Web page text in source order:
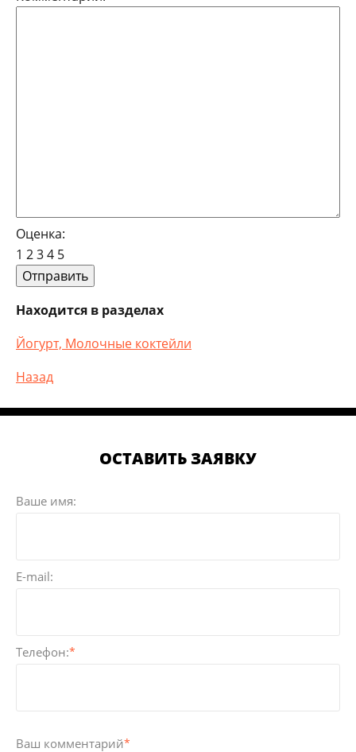
Оценка:
1 234 5
Находится в разделах
Йогурт, Молочные коктейли
Назад
ОСТАВИТЬ ЗАЯВКУ
Ваше имя:
E-mail:
Телефон:*
Ваш комментарий*